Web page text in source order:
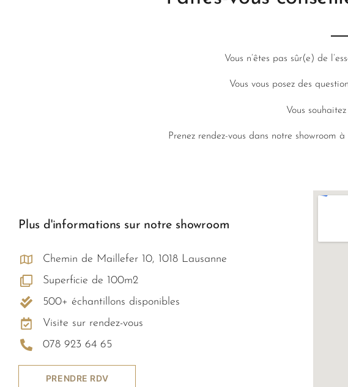
Vous n’êtes pas sûr(e) de
Vous vous posez des
Vous
Prenez rendez-vous dans notre showroom
Plus d'informations sur notre showroom
Chemin de Maillefer 10, 1018 Lausanne
Superficie de 100m2
500+ échantillons disponibles
Visite sur rendez-vous
078 923 64 65
PRENDRE RDV